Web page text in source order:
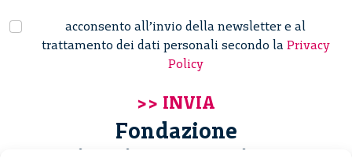
acconsento all’invio della newsletter e al
trattamento dei dati personali secondo la Privacy
Policy
Fondazione